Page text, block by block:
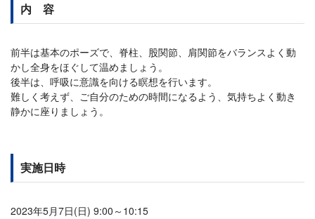
内 容
前半は基本のポーズで、脊柱、股関節、肩関節をバランスよく動
かし全身をほぐして温めましょう。
後半は、呼吸に意識を向ける瞑想を行います。
難しく考えず、ご自分のための時間になるよう、気持ちよく動き
静かに座りましょう。
実施日時
2023年5月7日(日) 9:00～10:15